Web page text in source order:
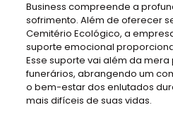
Business compreende a
sofrimento. Além de oferecer
Cemitério Ecológico, a
suporte emocional
Esse suporte vai além da
funerários, abrangendo um
o bem-estar dos enlutados
mais difíceis de suas vidas.